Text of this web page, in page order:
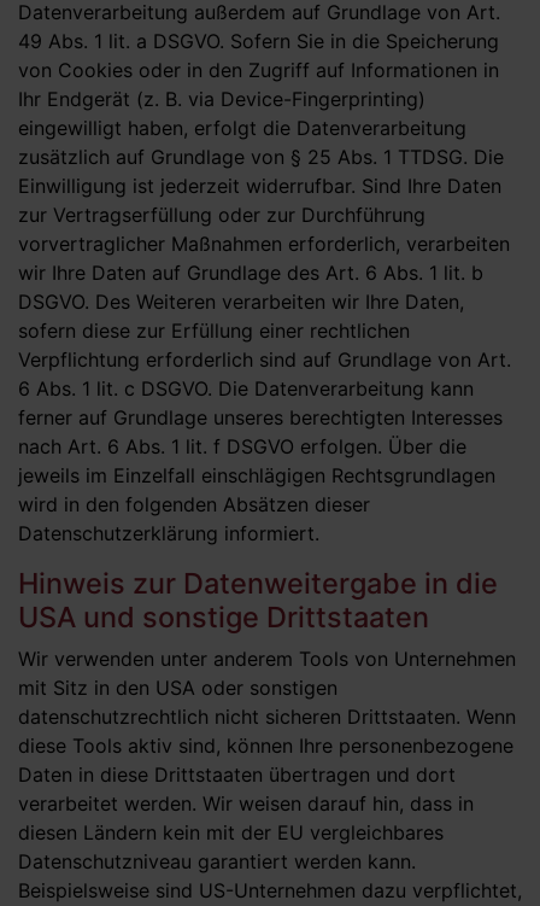
Datenverarbeitung außerdem auf Grundlage von Art.
49 Abs. 1 lit. a DSGVO. Sofern Sie in die Speicherung
von Cookies oder in den Zugriff auf Informationen in
Ihr Endgerät (z. B. via Device-Fingerprinting)
eingewilligt haben, erfolgt die Datenverarbeitung
zusätzlich auf Grundlage von § 25 Abs. 1 TTDSG. Die
Einwilligung ist jederzeit widerrufbar. Sind Ihre Daten
zur Vertragserfüllung oder zur Durchführung
vorvertraglicher Maßnahmen erforderlich, verarbeiten
wir Ihre Daten auf Grundlage des Art. 6 Abs. 1 lit. b
DSGVO. Des Weiteren verarbeiten wir Ihre Daten,
sofern diese zur Erfüllung einer rechtlichen
Verpflichtung erforderlich sind auf Grundlage von Art.
6 Abs. 1 lit. c DSGVO. Die Datenverarbeitung kann
ferner auf Grundlage unseres berechtigten Interesses
nach Art. 6 Abs. 1 lit. f DSGVO erfolgen. Über die
jeweils im Einzelfall einschlägigen Rechtsgrundlagen
wird in den folgenden Absätzen dieser
Datenschutzerklärung informiert.
Hinweis zur Datenweitergabe in die
USA und sonstige Drittstaaten
Wir verwenden unter anderem Tools von Unternehmen
mit Sitz in den USA oder sonstigen
datenschutzrechtlich nicht sicheren Drittstaaten. Wenn
diese Tools aktiv sind, können Ihre personenbezogene
Daten in diese Drittstaaten übertragen und dort
verarbeitet werden. Wir weisen darauf hin, dass in
diesen Ländern kein mit der EU vergleichbares
Datenschutzniveau garantiert werden kann.
Beispielsweise sind US-Unternehmen dazu verpflichtet,